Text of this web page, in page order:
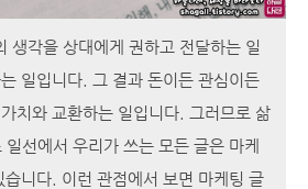
생각을 상대에게 권하고 전달하는 일
일입니다. 그 결과 돈이든 관심이든
치와 교환하는 일입니다. 그러므로 삶
선에서 우리가 쓰는 모든 글은 마케
습니다. 이런 관점에서 보면 마케팅 글